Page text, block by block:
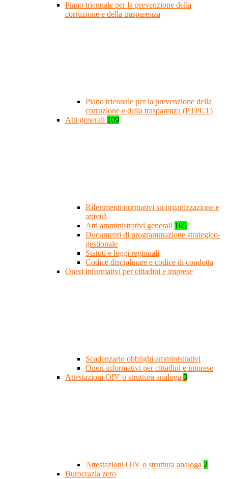
Piano triennale per la prevenzione della
corruzione e della trasparenza
Piano triennale per la prevenzione della
corruzione e della trasparenza (PTPCT)
Atti generali 109
Riferimenti normativi su organizzazione e
attività
Atti amministrativi generali 105
Documenti di programmazione strategico-
gestionale
Statuti e leggi regionali
Codice disciplinare e codice di condotta
Oneri informativi per cittadini e imprese
Scadenzario obblighi amministrativi
Oneri informativi per cittadini e imprese
Attestazioni OIV o struttura analoga 3
Attestazioni OIV o struttura analoga 2
Burocrazia zero